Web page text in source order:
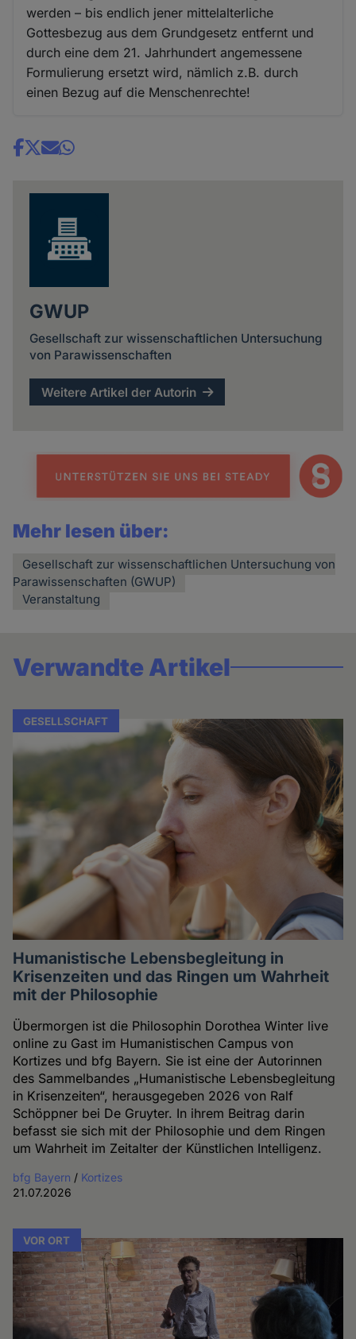
werden – bis endlich jener mittelalterliche
Gottesbezug aus dem Grundgesetz entfernt und
durch eine dem 21. Jahrhundert angemessene
Formulierung ersetzt wird, nämlich z.B. durch
einen Bezug auf die Menschenrechte!
Share
GWUP
Gesellschaft zur wissenschaftlichen Untersuchung
von Parawissenschaften
Weitere Artikel der Autorin
Mehr lesen über:
Gesellschaft zur wissenschaftlichen Untersuchung von
Parawissenschaften (GWUP)
Veranstaltung
Verwandte Artikel
GESELLSCHAFT
Humanistische Lebensbegleitung in
Krisenzeiten und das Ringen um Wahrheit
mit der Philosophie
Übermorgen ist die Philosophin Dorothea Winter live
online zu Gast im Humanistischen Campus von
Kortizes und bfg Bayern. Sie ist eine der Autorinnen
des Sammelbandes „Humanistische Lebensbegleitung
in Krisenzeiten“, herausgegeben 2026 von Ralf
Schöppner bei De Gruyter. In ihrem Beitrag darin
befasst sie sich mit der Philosophie und dem Ringen
um Wahrheit im Zeitalter der Künstlichen Intelligenz.
bfg Bayern / Kortizes
21.07.2026
VOR ORT